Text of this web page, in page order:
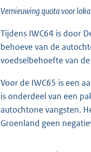
Vernieuwing quota voor
Tijdens IWC64 is door
behoeve van de
voedselbehoefte van
Voor de IWC65 is een
is onderdeel van een
autochtone vangsten.
Groenland geen